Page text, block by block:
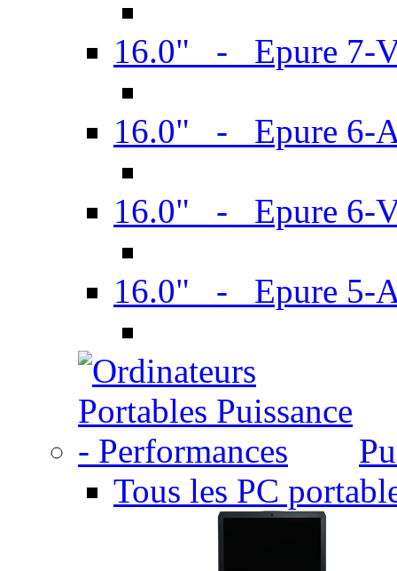
16.0" - Epure 7-
16.0" - Epure 6-
16.0" - Epure 6-
16.0" - Epure 5-
Tous les PC